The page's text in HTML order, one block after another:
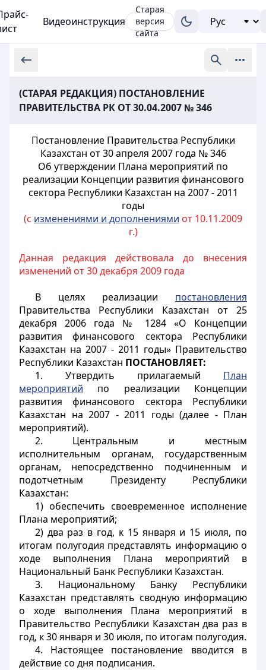
Видеоинструкция
Старая
версия
сайта
(СТАРАЯ РЕДАКЦИЯ) ПОСТАНОВЛЕНИЕ
ПРАВИТЕЛЬСТВА РК ОТ 30.04.2007 № 346
Постановление Правительства Республики
Казахстан от 30 апреля 2007 года № 346
Об утверждении Плана мероприятий по
реализации Концепции развития финансового
сектора Республики Казахстан на 2007 - 2011
годы
(с изменениями и дополнениями от 10.11.2009
г.)
Данная редакция действовала до внесения
изменений от 30 декабря 2009 года
В целях реализации постановления
Правительства Республики Казахстан от 25
декабря 2006 года № 1284 «О Концепции
развития финансового сектора Республики
Казахстан на 2007 - 2011 годы» Правительство
Республики Казахстан ПОСТАНОВЛЯЕТ:
1. Утвердить прилагаемый План
мероприятий по реализации Концепции
развития финансового сектора Республики
Казахстан на 2007 - 2011 годы (далее - План
мероприятий).
2. Центральным и местным
исполнительным органам, государственным
органам, непосредственно подчиненным и
подотчетным Президенту Республики
Казахстан:
1) обеспечить своевременное исполнение
Плана мероприятий;
2) два раз в год, к 15 января и 15 июля, по
итогам полугодия представлять информацию о
ходе выполнения Плана мероприятий в
Национальный Банк Республики Казахстан.
3. Национальному Банку Республики
Казахстан представлять сводную информацию
о ходе выполнения Плана мероприятий в
Правительство Республики Казахстан два раз в
год, к 30 января и 30 июля, по итогам полугодия.
4. Настоящее постановление вводится в
действие со дня подписания.